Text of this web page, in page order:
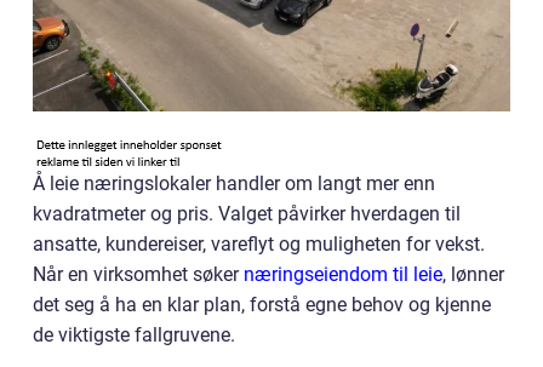
Å leie næringslokaler handler om langt mer enn
kvadratmeter og pris. Valget påvirker hverdagen til
ansatte, kundereiser, vareflyt og muligheten for vekst.
Når en virksomhet søker næringseiendom til leie, lønner
det seg å ha en klar plan, forstå egne behov og kjenne
de viktigste fallgruvene.